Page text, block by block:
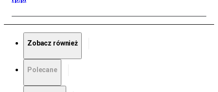
Zobacz również
Polecane